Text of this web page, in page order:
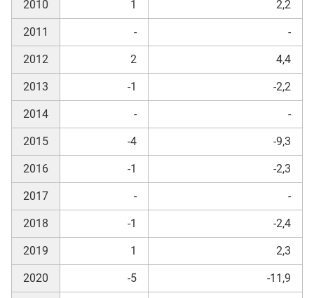
2010 1 2,2
2011 - -
2012 2 4,4
2013 -1 -2,2
2014 - -
2015 -4 -9,3
2016 -1 -2,3
2017 - -
2018 -1 -2,4
2019 1 2,3
2020 -5 -11,9